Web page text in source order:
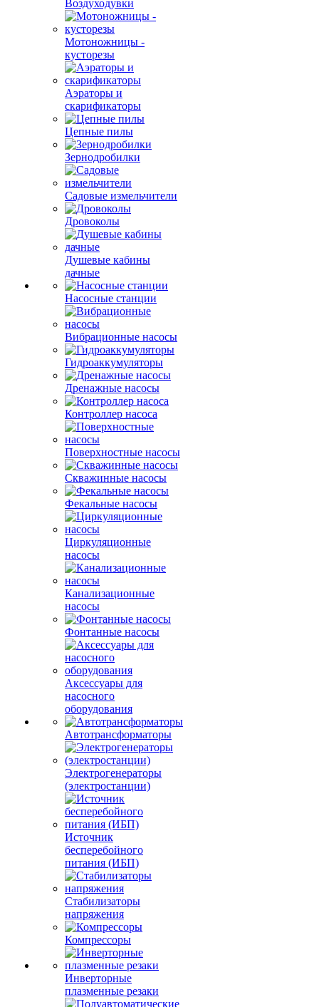
Воздуходувки
Мотоножницы -
кусторезы
Аэраторы и
скарификаторы
Цепные пилы
Зернодробилки
Садовые измельчители
Дровоколы
Душевые кабины
дачные
Насосные станции
Вибрационные насосы
Гидроаккумуляторы
Дренажные насосы
Контроллер насоса
Поверхностные насосы
Скважинные насосы
Фекальные насосы
Циркуляционные
насосы
Канализационные
насосы
Фонтанные насосы
Аксессуары для
насосного
оборудования
Автотрансформаторы
Электрогенераторы
(электростанции)
Источник
бесперебойного
питания (ИБП)
Стабилизаторы
напряжения
Компрессоры
Инверторные
плазменные резаки